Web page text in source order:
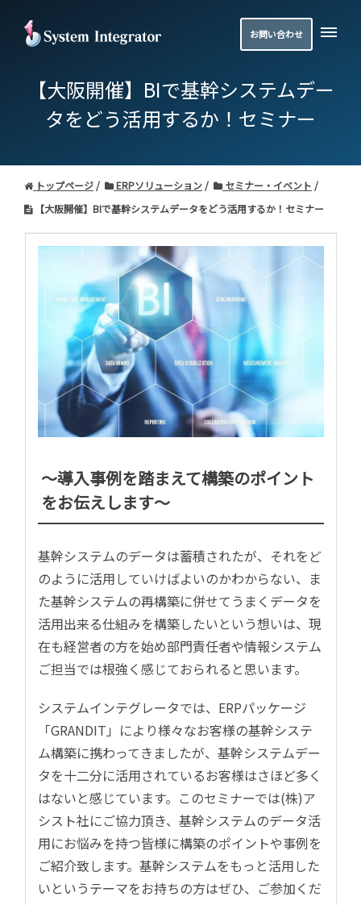
お問い合わせ
【大阪開催】BIで基幹システムデー
タをどう活用するか！セミナー
トップページ ERPソリューション
セミナー・イベント
【大阪開催】BIで基幹システムデータをどう活用するか！セミナー
～導入事例を踏まえて構築のポイント
をお伝えします～
基幹システムのデータは蓄積されたが、それをど
のように活用していけばよいのかわからない、ま
た基幹システムの再構築に併せてうまくデータを
活用出来る仕組みを構築したいという想いは、現
在も経営者の方を始め部門責任者や情報システム
ご担当では根強く感じておられると思います。
システムインテグレータでは、ERPパッケージ
「GRANDIT」により様々なお客様の基幹システ
ム構築に携わってきましたが、基幹システムデー
タを十二分に活用されているお客様はさほど多く
はないと感じています。このセミナーでは(株)ア
シスト社にご協力頂き、基幹システムのデータ活
用にお悩みを持つ皆様に構築のポイントや事例を
ご紹介致します。基幹システムをもっと活用した
いというテーマをお持ちの方はぜひ、ご参加くだ